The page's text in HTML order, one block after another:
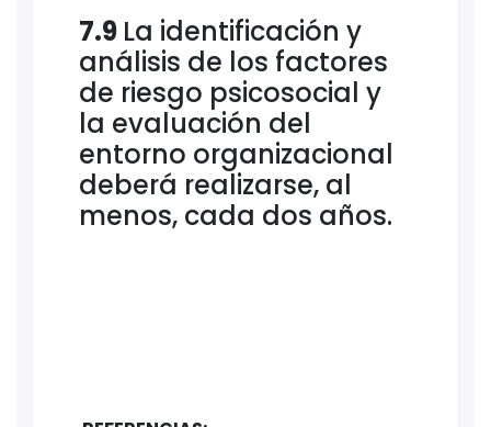
7.9 La identificación y
análisis de los factores
de riesgo psicosocial y
la evaluación del
entorno organizacional
deberá realizarse, al
menos, cada dos años.